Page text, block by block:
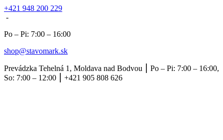
+421 948 200 229
-
Po – Pi: 7:00 – 16:00
shop@stavomark.sk
Prevádzka Tehelná 1, Moldava nad Bodvou ⎮ Po – Pi: 7:00 – 16:00,
So: 7:00 – 12:00 ⎮ +421 905 808 626